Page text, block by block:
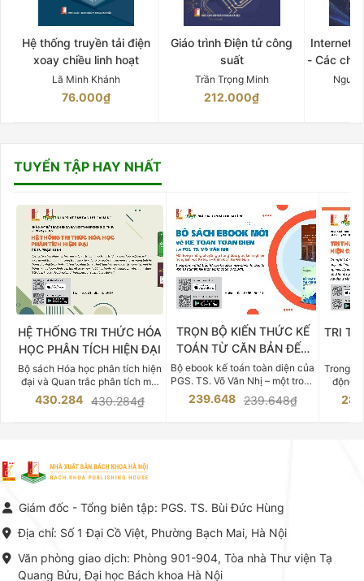
Hệ thống truyền tải điện
xoay chiều linh hoạt
Lã Minh Khánh
76.000₫
Giáo trình Điện tử công
suất
Trần Trọng Minh
212.000₫
Internet
- Các
TUYỂN TẬP HAY NHẤT
HỆ THỐNG TRI THỨC HÓA
HỌC PHÂN TÍCH HIỆN ĐẠI
Bộ sách Hóa học phân tích hiện
đại và Quan trắc phân tích môi
trường của Cố Giáo sư, Tiến sĩ
Phạm Luận là một trong những
vực Hóa học phân tích tại Việt
Nam hiện nay. Bộ sách mang
đến một hệ thống tri thức hoàn
thuật thực hành -> Ứng dụng
chuyên ngành, được NXB Bách
khoa Hà Nội ấn hành cả hai
phiên bản sách giấy và điện tử.
430.284 430.284₫
TRỌN BỘ KIẾN THỨC KẾ
TOÁN TỪ CĂN BẢN ĐẾN
CHUYÊN SÂU
Bộ ebook kế toán toàn diện của
PGS. TS. Võ Văn Nhị – một trong
những chuyên gia hàng đầu,
giàu kinh nghiệm trong lĩnh vực
239.648 239.648₫
TRI
Trong
động
việc
tế và
tín trong
lý. Các
Giám đốc - Tổng biên tập: PGS. TS. Bùi Đức Hùng
Địa chỉ: Số 1 Đại Cồ Việt, Phường Bạch Mai, Hà Nội
Văn phòng giao dịch: Phòng 901-904, Tòa nhà Thư viện Tạ
Quang Bửu, Đại học Bách khoa Hà Nội